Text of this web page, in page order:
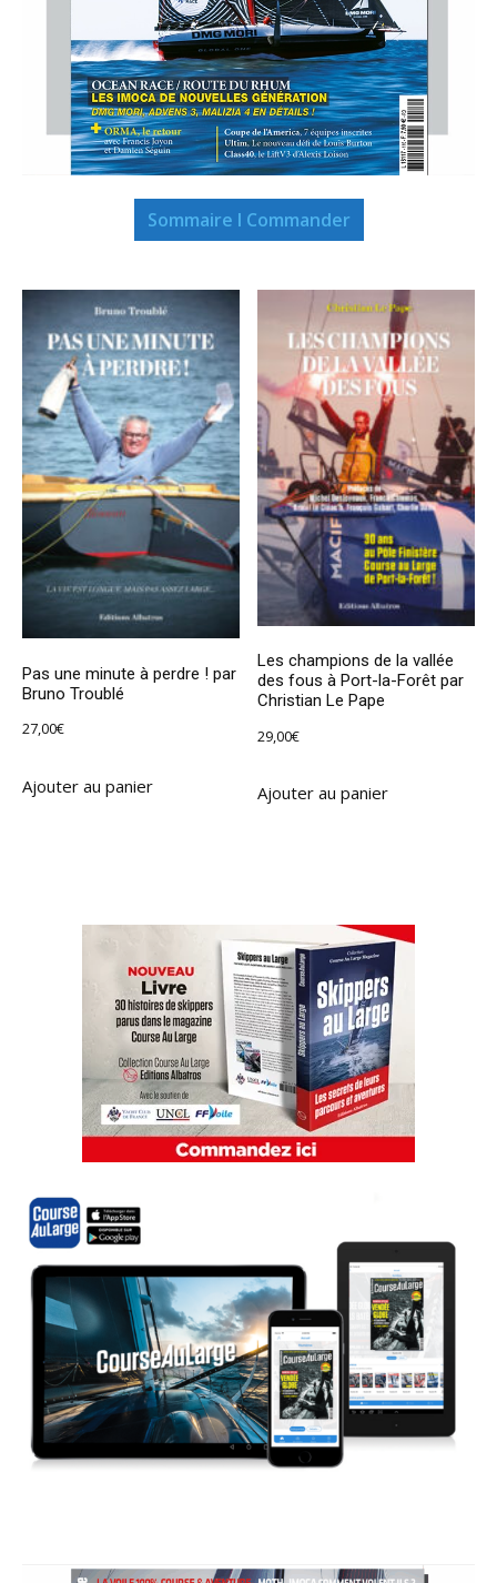
Sommaire I Commander
Pas une minute à perdre ! par
Bruno Troublé
27,00€
Ajouter au panier
Les champions de la vallée
des fous à Port-la-Forêt par
Christian Le Pape
29,00€
Ajouter au panier